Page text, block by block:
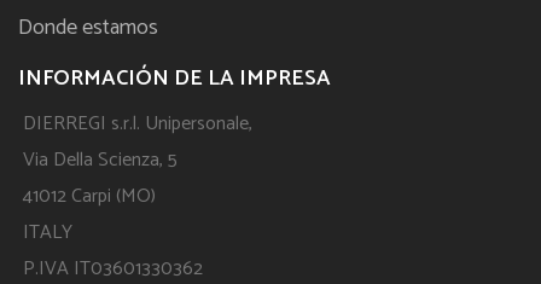
Donde estamos
INFORMACIÓN DE LA IMPRESA
DIERREGI s.r.l. Unipersonale,
Via Della Scienza, 5
41012 Carpi (MO)
ITALY
P.IVA IT03601330362